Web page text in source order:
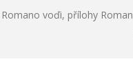
Romano voďi, přílohy